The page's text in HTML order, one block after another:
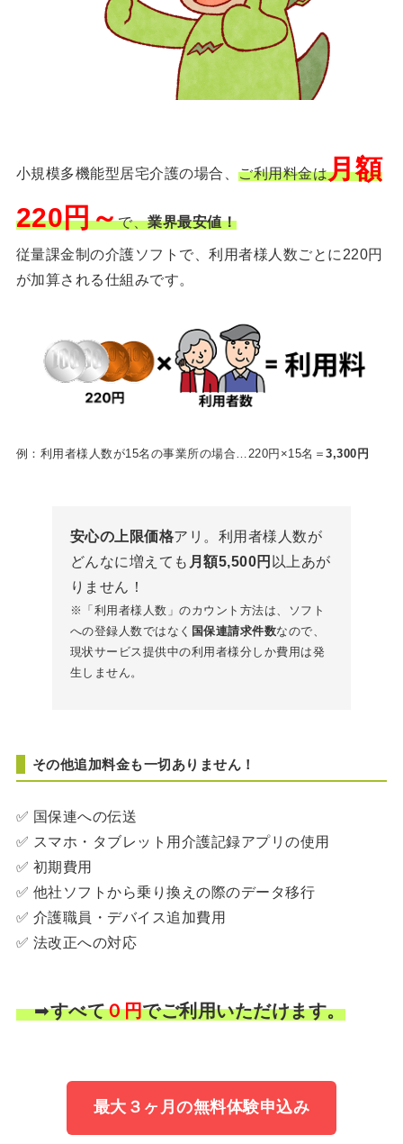
小規模多機能型居宅介護の場合、ご利用料金は月額
220円～で、業界最安値！
従量課金制の介護ソフトで、利用者様人数ごとに220円
が加算される仕組みです。
例：利用者様人数が15名の事業所の場合…220円×15名＝3,300円
安心の上限価格アリ。利用者様人数が
どんなに増えても 月額5,500円 以上あが
りません！
※「利用者様人数」のカウント方法は、ソフト
への登録人数ではなく 国保連請求件数なので、
現状サービス提供中の利用者様分しか費用は発
生しません。
その他追加料金も一切ありません！
✅ 国保連への伝送
✅ スマホ・タブレット用介護記録アプリの使用
✅ 初期費用
✅ 他社ソフトから乗り換えの際のデータ移行
✅ 介護職員・デバイス追加費用
✅ 法改正への対応
➡すべて０円でご利用いただけます。
最大３ヶ月の無料体験申込み